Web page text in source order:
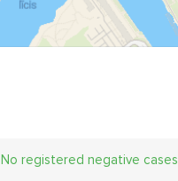
No registered negative cases